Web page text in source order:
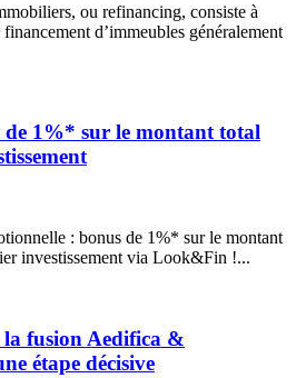
ou refinancing, consiste à
d’immeubles généralement
de 1%* sur le montant total
: bonus de 1%* sur le montant
investissement via Look&Fin !...
fusion Aedifica &
étape décisive